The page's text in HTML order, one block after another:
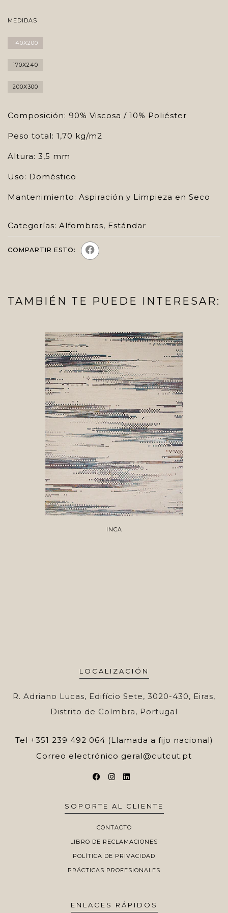
MEDIDAS
140X200
170X240
200X300
Composición: 90% Viscosa / 10% Poliéster
Peso total: 1,70 kg/m2
Altura: 3,5 mm
Uso: Doméstico
Mantenimiento: Aspiración y Limpieza en Seco
Categorías: Alfombras, Estándar
COMPARTIR ESTO:
TAMBIÉN TE PUEDE INTERESAR:
INCA
LOCALIZACIÓN
R. Adriano Lucas, Edifício Sete, 3020-430, Eiras,
Distrito de Coímbra, Portugal
Tel +351 239 492 064 (Llamada a fijo nacional)
Correo electrónico geral@cutcut.pt
SOPORTE AL CLIENTE
CONTACTO
LIBRO DE RECLAMACIONES
POLÍTICA DE PRIVACIDAD
PRÁCTICAS PROFESIONALES
ENLACES RÁPIDOS